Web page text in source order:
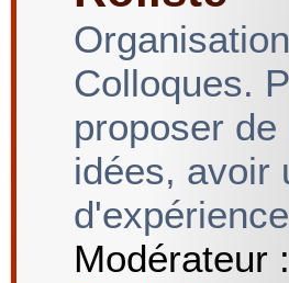
Colloques.
proposer
idées, avoir
Modérateur :